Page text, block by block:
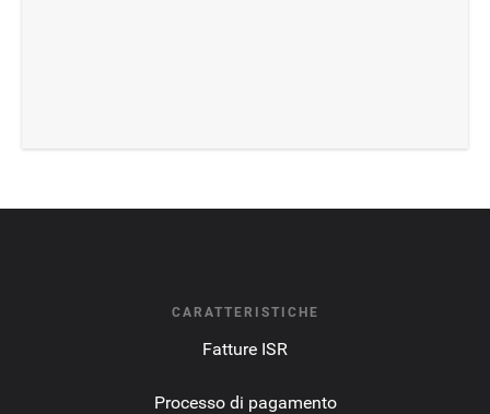
CARATTERISTICHE
Fatture ISR
Processo di pagamento